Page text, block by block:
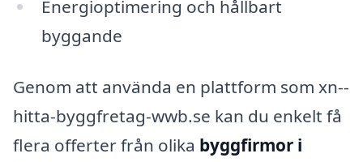
Energioptimering och hållbart
byggande
Genom att använda en plattform som xn--
hitta-byggfretag-wwb.se kan du enkelt få
flera offerter från olika byggfirmor i